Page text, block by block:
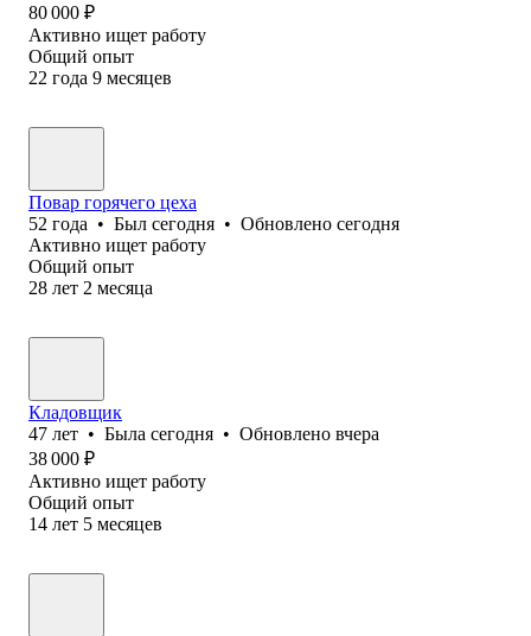
80 000 ₽
Активно ищет работу
Общий опыт
22 года 9 месяцев
Повар горячего цеха
52 года • Был сегодня • Обновлено сегодня
Активно ищет работу
Общий опыт
28 лет 2 месяца
Кладовщик
47 лет • Была сегодня • Обновлено вчера
38 000 ₽
Активно ищет работу
Общий опыт
14 лет 5 месяцев